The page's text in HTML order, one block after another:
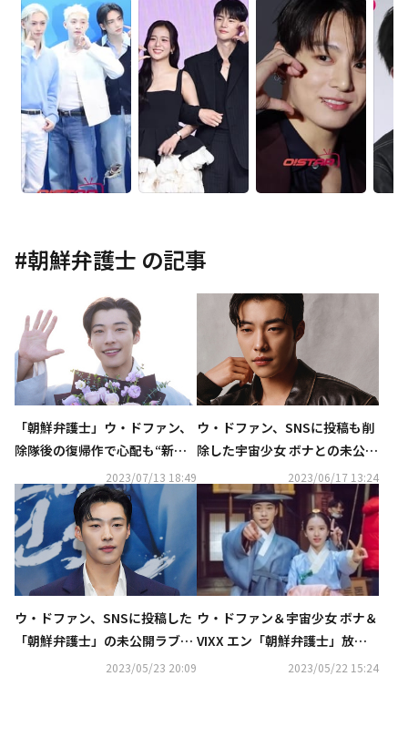
#朝鮮弁護士 の記事
「朝鮮弁護士」ウ・ドファン、
除隊後の復帰作で心配も“新し
いスタートを意味する作品とし
て残る”
2023/07/13 18:49
ウ・ドファン、SNSに投稿も削
除した宇宙少女 ボナとの未公開
ラブシーンに言及「責任を他の
人に転嫁したくなかった」
2023/06/17 13:24
ウ・ドファン、SNSに投稿した
「朝鮮弁護士」の未公開ラブシ
ーンについてコメント“事前に
2023/05/23 20:09
ウ・ドファン＆宇宙少女 ボナ＆
VIXX エン「朝鮮弁護士」放送
終了の感想を語る“どの作品よ
2023/05/22 15:24